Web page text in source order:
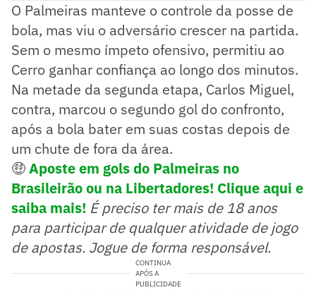
O Palmeiras manteve o controle da posse de
bola, mas viu o adversário crescer na partida.
Sem o mesmo ímpeto ofensivo, permitiu ao
Cerro ganhar confiança ao longo dos minutos.
Na metade da segunda etapa, Carlos Miguel,
contra, marcou o segundo gol do confronto,
após a bola bater em suas costas depois de
um chute de fora da área.
🤑Aposte em gols do Palmeiras no
Brasileirão ou na Libertadores! Clique aqui e
saiba mais! É preciso ter mais de 18 anos
para participar de qualquer atividade de jogo
de apostas. Jogue de forma responsável.
CONTINUA
APÓS A
PUBLICIDADE